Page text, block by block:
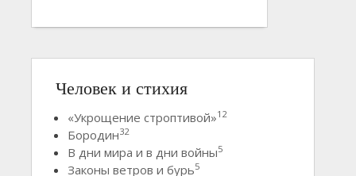
Человек и стихия
«Укрощение строптивой»12
Бородин32
В дни мира и в дни войны5
Законы ветров и бурь5